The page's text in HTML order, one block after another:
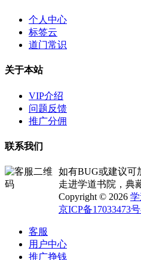
个人中心
标签云
道门常识
关于本站
VIP介绍
问题反馈
推广分佣
联系我们
如有BUG或建议可
走进学道书院，典
Copyright © 2026
京ICP备17033473
客服
用户中心
推广挣钱